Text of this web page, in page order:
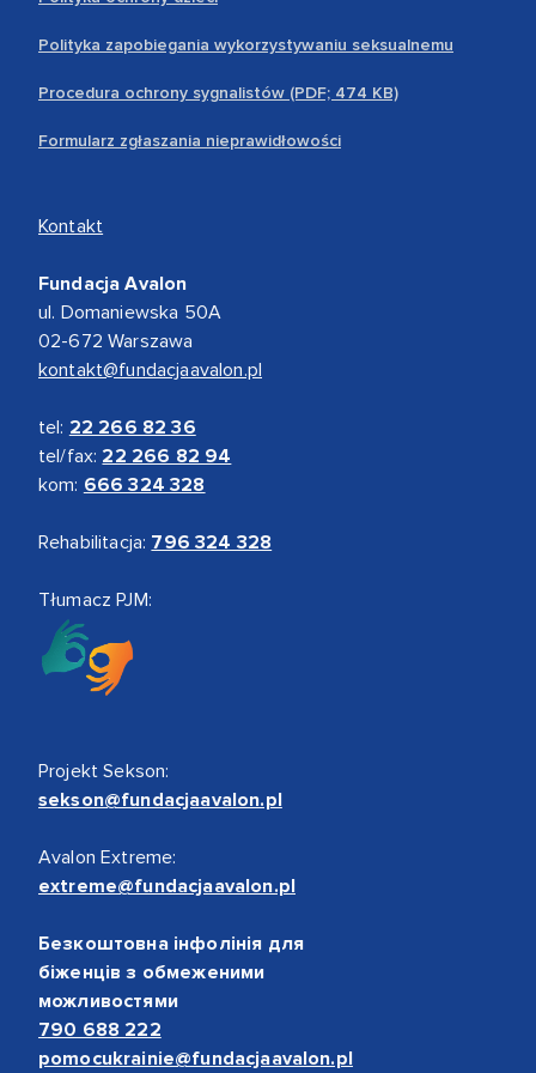
Polityka zapobiegania wykorzystywaniu seksualnemu
Procedura ochrony sygnalistów (PDF; 474 KB)
Formularz zgłaszania nieprawidłowości
Kontakt
Fundacja Avalon
ul. Domaniewska 50A
02-672 Warszawa
kontakt@fundacjaavalon.pl
tel: 22 266 82 36
tel/fax: 22 266 82 94
kom: 666 324 328
Rehabilitacja: 796 324 328
Tłumacz PJM:
Projekt Sekson:
sekson@fundacjaavalon.pl
Avalon Extreme:
extreme@fundacjaavalon.pl
Безкоштовна інфолінія для
біженців з обмеженими
можливостями
790 688 222
pomocukrainie@fundacjaavalon.pl